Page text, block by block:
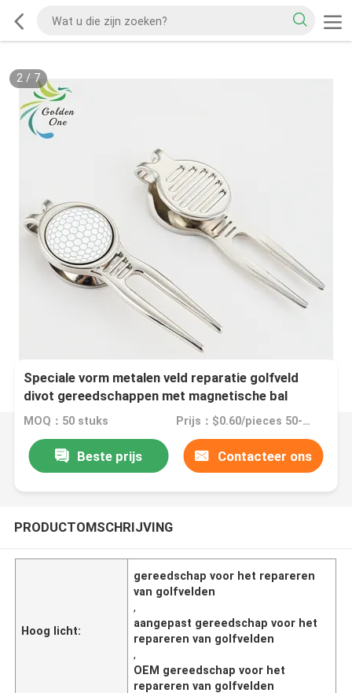
2/ 7
Speciale vorm metalen veld reparatie golfveld
divot gereedschappen met magnetische bal
marker
MOQ：50 stuks Prijs：$0.60/pieces 50-99 pieces
Beste prijs Contacteer ons
PRODUCTOMSCHRIJVING
Hoog licht:
gereedschap voor het repareren
van golfvelden
,
aangepast gereedschap voor het
repareren van golfvelden
,
OEM gereedschap voor het
repareren van golfvelden